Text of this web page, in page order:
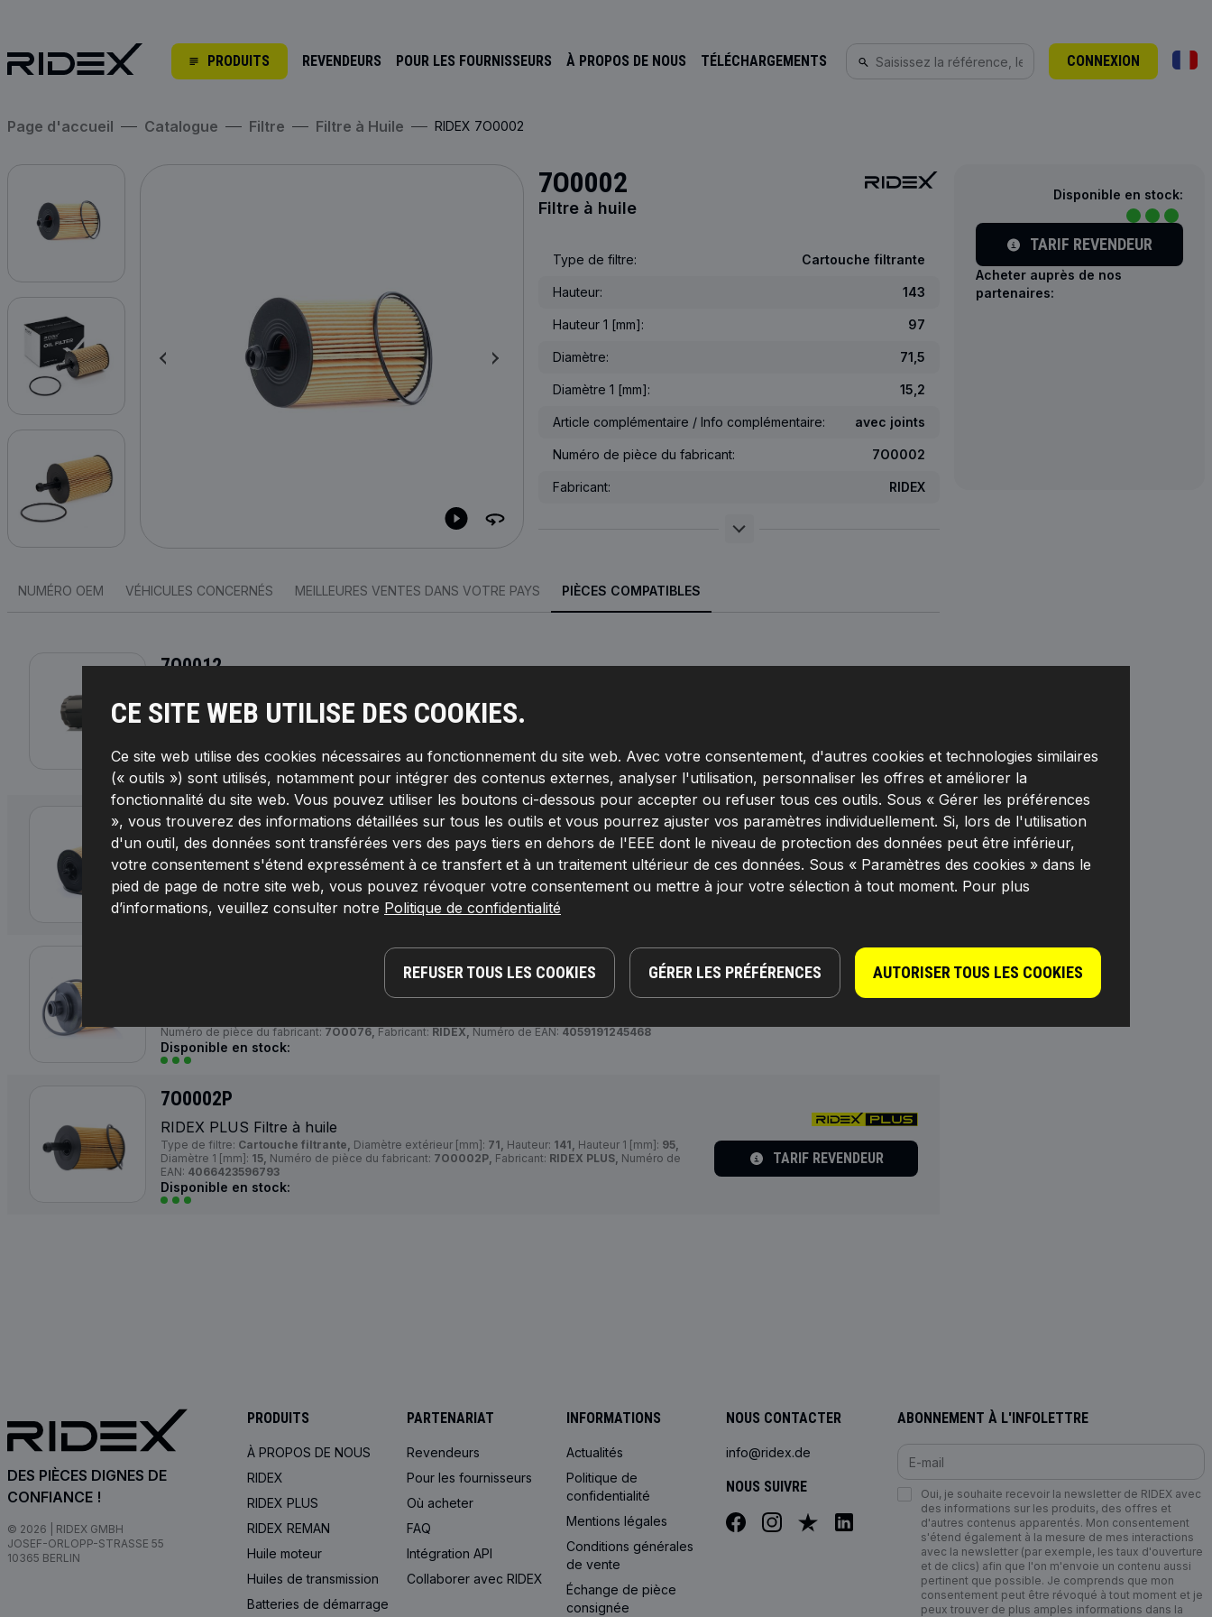
PRODUITS REVENDEURS POUR LES FOURNISSEURS À PROPOS DE NOUS TÉLÉCHARGEMENTS CONNEXION
CE SITE WEB UTILISE DES COOKIES.
Ce site web utilise des cookies nécessaires au fonctionnement du site web. Avec votre consentement, d'autres cookies et technologies similaires
(« outils ») sont utilisés, notamment pour intégrer des contenus externes, analyser l'utilisation, personnaliser les offres et améliorer la
fonctionnalité du site web. Vous pouvez utiliser les boutons ci-dessous pour accepter ou refuser tous ces outils. Sous « Gérer les préférences
», vous trouverez des informations détaillées sur tous les outils et vous pourrez ajuster vos paramètres individuellement. Si, lors de l'utilisation
d'un outil, des données sont transférées vers des pays tiers en dehors de l'EEE dont le niveau de protection des données peut être inférieur,
votre consentement s'étend expressément à ce transfert et à un traitement ultérieur de ces données. Sous « Paramètres des cookies » dans le
pied de page de notre site web, vous pouvez révoquer votre consentement ou mettre à jour votre sélection à tout moment. Pour plus
d’informations, veuillez consulter notre Politique de confidentialité
REFUSER TOUS LES COOKIES GÉRER LES PRÉFÉRENCES AUTORISER TOUS LES COOKIES
Page d'accueil Catalogue Filtre Filtre à Huile RIDEX 7O0002
7O0002
Filtre à huile
Type de filtre: Cartouche filtrante
Hauteur: 143
Hauteur 1 [mm]: 97
Diamètre: 71,5
Diamètre 1 [mm]: 15,2
Article complémentaire / Info complémentaire: avec joints
Numéro de pièce du fabricant: 7O0002
Fabricant: RIDEX
NUMÉRO OEM VÉHICULES CONCERNÉS MEILLEURES VENTES DANS VOTRE PAYS PIÈCES COMPATIBLES
7O0012
Type de filtre:Filtre vissé, Diamètre extérieur [mm]:65,Hauteur:85,
intérieur 2 [mm]:55,3,Pression d'ouverture clapet de dérivation [bar]:
RIDEX, Numéro de EAN:4059191236480
7O0068
RIDEX Filtre à huile
Type de filtre:Cartouche filtrante,Diamètre extérieur [mm]:62, Hauteur: 67,5, 91,Diamètre intérieur
35, Article complémentaire / Info complémentaire: avec joints,
Numéro de pièce du fabricant:
7O0068,Fabricant:RIDEX,Numéro de EAN:4059191238125
Disponible en stock:
TARIF REVENDEUR
Numéro de pièce du fabricant: 7O0076, Fabricant: RIDEX, Numéro de EAN: 4059191245468
Disponible en stock:
7O0002P
RIDEX PLUS Filtre à huile
Type de filtre: Cartouche filtrante, Diamètre extérieur [mm]: 71, Hauteur: 141, Hauteur 1 [mm]: 95,
Diamètre 1 [mm]: 15, Numéro de pièce du fabricant: 7O0002P, Fabricant: RIDEX PLUS, Numéro de
EAN: 4066423596793
Disponible en stock:
TARIF REVENDEUR
Disponible en stock:
TARIF REVENDEUR
Acheter auprès de nos
partenaires:
DES PIÈCES DIGNES DE
CONFIANCE !
© 2026 | RIDEX GMBH
JOSEF-ORLOPP-STRASSE 55
10365 BERLIN
PRODUITS
À PROPOS DE NOUS
RIDEX
RIDEX PLUS
RIDEX REMAN
Huile moteur
Huiles de transmission
Batteries de démarrage
PARTENARIAT
Revendeurs
Pour les fournisseurs
Où acheter
FAQ
Intégration API
Collaborer avec RIDEX
INFORMATIONS
Actualités
Politique de
confidentialité
Mentions légales
Conditions générales
de vente
Échange de pièce
consignée
NOUS CONTACTER
info@ridex.de
NOUS SUIVRE
ABONNEMENT À L'INFOLETTRE
Oui, je souhaite recevoir la newsletter de RIDEX avec
des informations sur les produits, des offres et
d'autres contenus apparentés. Mon consentement
s'étend également à la mesure de mes interactions
avec la newsletter (par exemple, les taux d'ouverture
et de clics) afin que l'on m'envoie un contenu aussi
pertinent que possible. Je comprends que mon
consentement peut être révoqué à tout moment et je
peux trouver de plus amples informations dans la